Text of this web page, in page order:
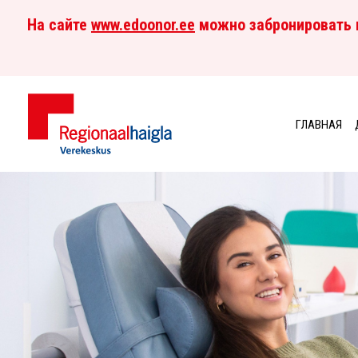
На сайте www.edoonor.ee можно забронировать
Центр
крови
ГЛАВНАЯ
Üleskutse